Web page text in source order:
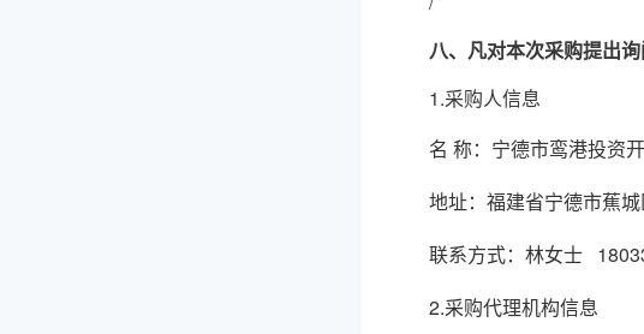
八、凡对本次采购提出
1.采购人信息
名 称： 宁德市鸾港投资
地址： 福建省宁德市蕉
联系方式： 林女士
2.采购代理机构信息